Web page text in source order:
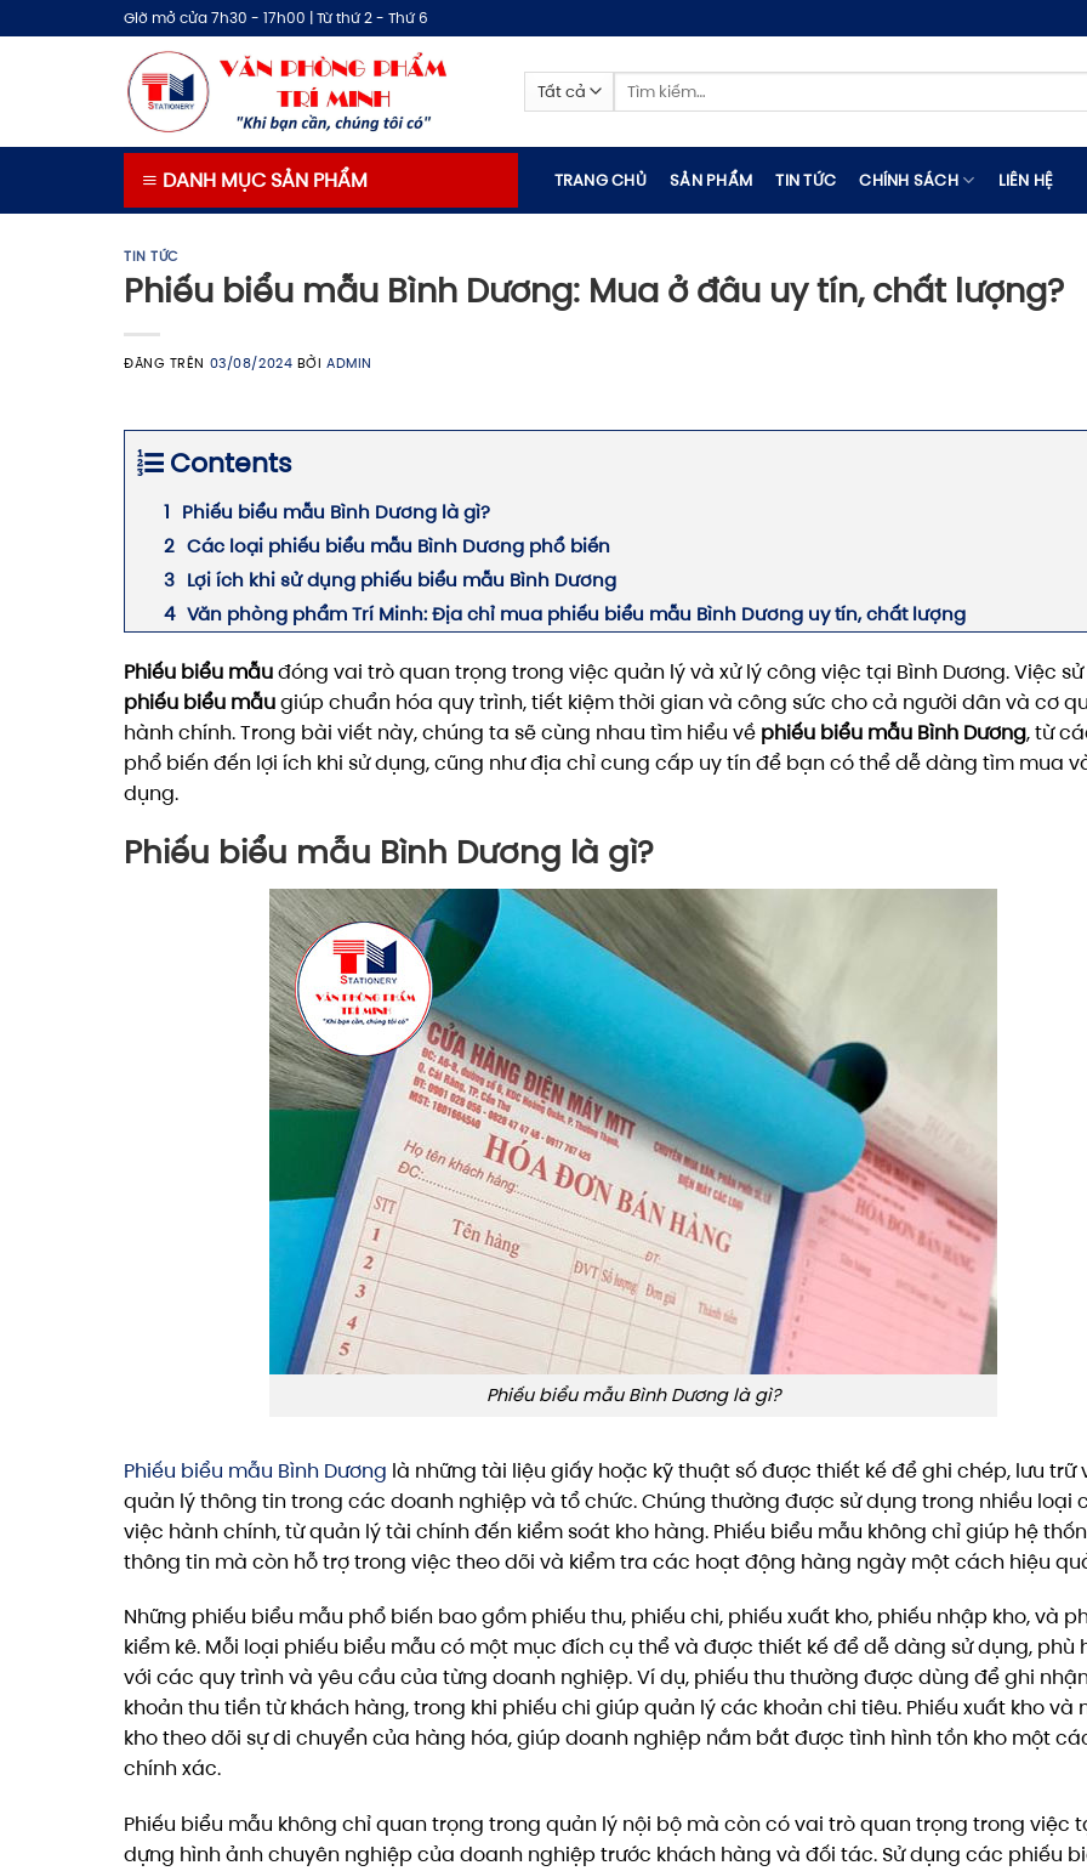
qua
Giờ mở cửa 7h30 - 17h00 | Từ thứ 2 - Thứ 6
Tìm
DANH MỤC SẢN PHẨM TRANG CHỦ SẢN PHẨM TIN TỨC CHÍNH SÁCH LIÊN HỆ
TIN TỨC
Phiếu biểu mẫu Bình Dương: Mua ở đâu uy tín, chất lượng?
ĐĂNG TRÊN 03/08/2024 BỞIADMIN
Contents
Phiếu biểu mẫu Bình Dương là gì?
Các loại phiếu biểu mẫu Bình Dương phổ biến
Lợi ích khi sử dụng phiếu biểu mẫu Bình Dương
Văn phòng phẩm Trí Minh: Địa chỉ mua phiếu biểu mẫu Bình Dương uy tín, chất lượng
Phiếu biểu mẫuđóng vai trò quan trọng trong việc quản lý và xử lý công việc tại Bình Dương. Việc
phiếu biểu mẫugiúp chuẩn hóa quy trình, tiết kiệm thời gian và công sức cho cả người dân và cơ
hành chính. Trong bài viết này, chúng ta sẽ cùng nhau tìm hiểu về phiếu biểu mẫu Bình Dương, từ
phổ biến đến lợi ích khi sử dụng, cũng như địa chỉ cung cấp uy tín để bạn có thể dễ dàng tìm mua
dụng.
Phiếu biểu mẫu Bình Dương là gì?
Phiếu biểu mẫu Bình Dương là gì?
Phiếu biểu mẫu Bình Dương là những tài liệu giấy hoặc kỹ thuật số được thiết kế để ghi chép, lưu trữ
quản lý thông tin trong các doanh nghiệp và tổ chức. Chúng thường được sử dụng trong nhiều loại
việc hành chính, từ quản lý tài chính đến kiểm soát kho hàng. Phiếu biểu mẫu không chỉ giúp hệ
thông tin mà còn hỗ trợ trong việc theo dõi và kiểm tra các hoạt động hàng ngày một cách hiệu
Những phiếu biểu mẫu phổ biến bao gồm phiếu thu, phiếu chi, phiếu xuất kho, phiếu nhập kho, và
kiểm kê. Mỗi loại phiếu biểu mẫu có một mục đích cụ thể và được thiết kế để dễ dàng sử dụng, phù
với các quy trình và yêu cầu của từng doanh nghiệp. Ví dụ, phiếu thu thường được dùng để ghi
khoản thu tiền từ khách hàng, trong khi phiếu chi giúp quản lý các khoản chi tiêu. Phiếu xuất kho và
kho theo dõi sự di chuyển của hàng hóa, giúp doanh nghiệp nắm bắt được tình hình tồn kho một
chính xác.
Phiếu biểu mẫu không chỉ quan trọng trong quản lý nội bộ mà còn có vai trò quan trọng trong việc
dựng hình ảnh chuyên nghiệp của doanh nghiệp trước khách hàng và đối tác. Sử dụng các phiếu